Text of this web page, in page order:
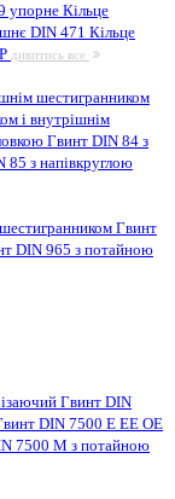
упорне Кільце
DIN 471 Кільце
дивитись все
шестигранником
і внутрішнім
Гвинт DIN 84 з
85 з напівкруглою
Гвинт
DIN 965 з потайною
Гвинт DIN
DIN 7500 E EE OE
7500 M з потайною